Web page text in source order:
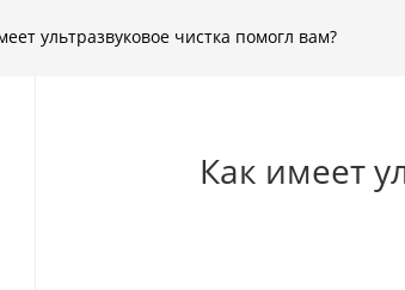
ультразвуковое чистка помогл вам?
Как имеет